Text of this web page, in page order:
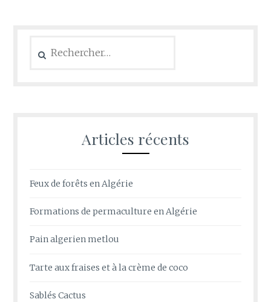
Articles récents
Feux de forêts en Algérie
Formations de permaculture en Algérie
Pain algerien metlou
Tarte aux fraises et à la crème de coco
Sablés Cactus